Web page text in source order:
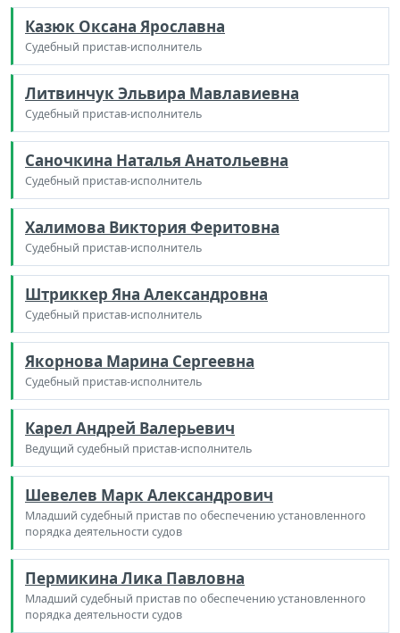
Казюк Оксана Ярославна
Судебный пристав-исполнитель
Литвинчук Эльвира Мавлавиевна
Судебный пристав-исполнитель
Саночкина Наталья Анатольевна
Судебный пристав-исполнитель
Халимова Виктория Феритовна
Судебный пристав-исполнитель
Штриккер Яна Александровна
Судебный пристав-исполнитель
Якорнова Марина Сергеевна
Судебный пристав-исполнитель
Карел Андрей Валерьевич
Ведущий судебный пристав-исполнитель
Шевелев Марк Александрович
Младший судебный пристав по обеспечению установленного
порядка деятельности судов
Пермикина Лика Павловна
Младший судебный пристав по обеспечению установленного
порядка деятельности судов